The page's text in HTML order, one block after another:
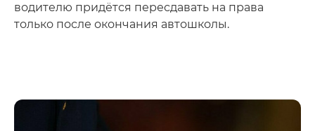
водителю придётся пересдавать на права
только после окончания автошколы.